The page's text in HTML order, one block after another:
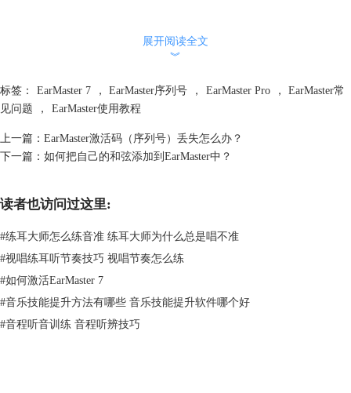
展开阅读全文
︾
标签： EarMaster 7 ， EarMaster序列号 ， EarMaster Pro ，
EarMaster常
见问题
， EarMaster使用教程
上一篇： EarMaster激活码（序列号）丢失怎么办？
下一篇： 如何把自己的和弦添加到EarMaster中？
读者也访问过这里:
#练耳大师怎么练音准 练耳大师为什么总是唱不准
#视唱练耳听节奏技巧 视唱节奏怎么练
#如何激活EarMaster 7
#音乐技能提升方法有哪些 音乐技能提升软件哪个好
#音程听音训练 音程听辨技巧